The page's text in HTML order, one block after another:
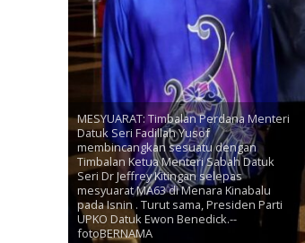
MESYUARAT: Timbalan Perdana Menteri
Datuk Seri Fadillah Yusof
membincangkan sesuatu dengan
Timbalan Ketua Menteri Sabah Datuk
Seri Dr Jeffrey Kitingan selepas
mesyuarat MA63 di Menara Kinabalu
pada Isnin . Turut sama, Presiden Parti
UPKO Datuk Ewon Benedick.--
fotoBERNAMA